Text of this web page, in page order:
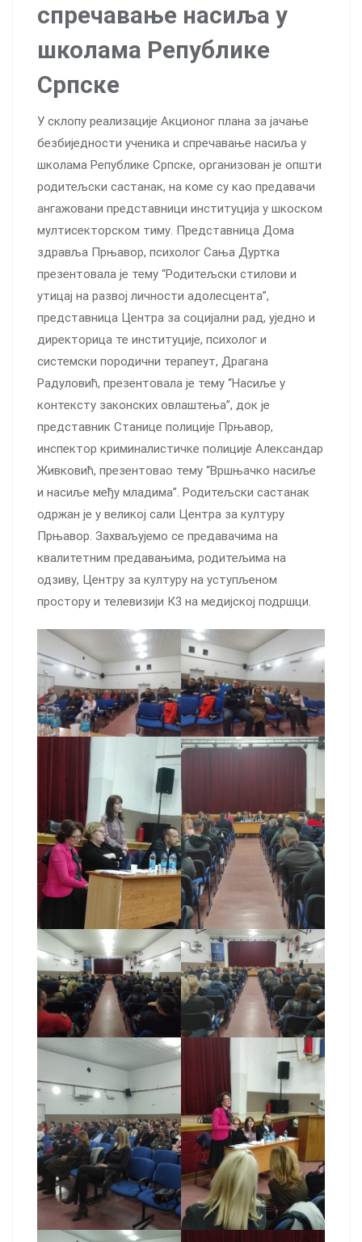
спречавање насиља у
школама Републике
Српске
У склопу реализације Акционог плана за јачање
безбиједности ученика и спречавање насиља у
школама Републике Српске, организован је општи
родитељски састанак, на коме су као предавачи
ангажовани представници институција у шкоском
мултисекторском тиму. Представница Дома
здравља Прњавор, психолог Сања Дуртка
презентoвала је тему “Родитељски стилови и
утицај на развој личности адолесцента”,
представница Центра за социјални рад, уједно и
директoрица те институције, психолог и
системски породични терапеут, Драгана
Радуловић, презентовала је тему “Насиље у
контексту законских овлаштења”, док је
представник Станице полиције Прњавор,
инспектор криминалистичке полиције Александар
Живковић, презентовао тему “Вршњачко насиље
и насиље међу младима”. Родитељски састанaк
одржан је у великој сали Центра за културу
Прњавор. Захваљујемо се предавачима на
квалитетним предавањима, родитељима на
одзиву, Центру за културу на уступљеном
простору и телевизији К3 на медијској подршци.